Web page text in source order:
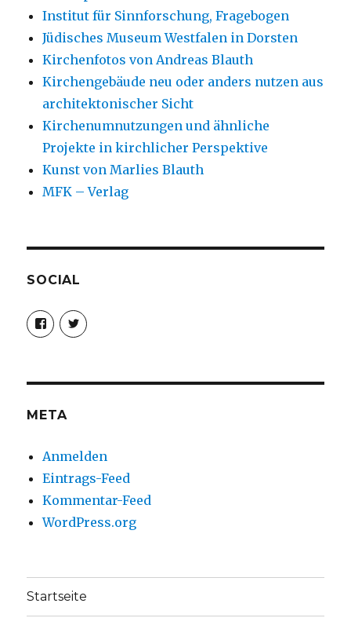
Institut für Sinnforschung, Fragebogen
Jüdisches Museum Westfalen in Dorsten
Kirchenfotos von Andreas Blauth
Kirchengebäude neu oder anders nutzen aus
architektonischer Sicht
Kirchenumnutzungen und ähnliche
Projekte in kirchlicher Perspektive
Kunst von Marlies Blauth
MFK – Verlag
SOCIAL
Profil
von
christoph.fleischer1
anzeigen
Profil
von
anzeigen
META
Anmelden
Eintrags-Feed
Kommentar-Feed
WordPress.org
Startseite